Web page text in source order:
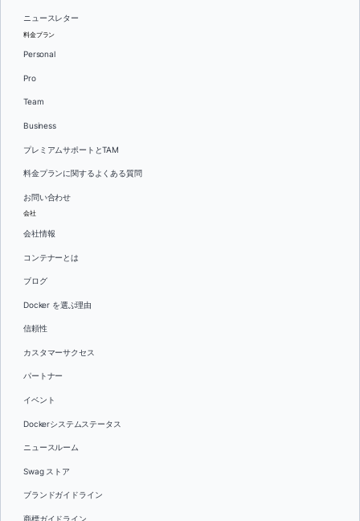
ニュースレター
料金プラン
Personal
Pro
Team
Business
プレミアムサポートとTAM
料金プランに関するよくある質問
お問い合わせ
会社
会社情報
コンテナーとは
ブログ
Docker を選ぶ理由
信頼性
カスタマーサクセス
パートナー
イベント
Dockerシステムステータス
ニュースルーム
Swag ストア
ブランドガイドライン
商標ガイドライン